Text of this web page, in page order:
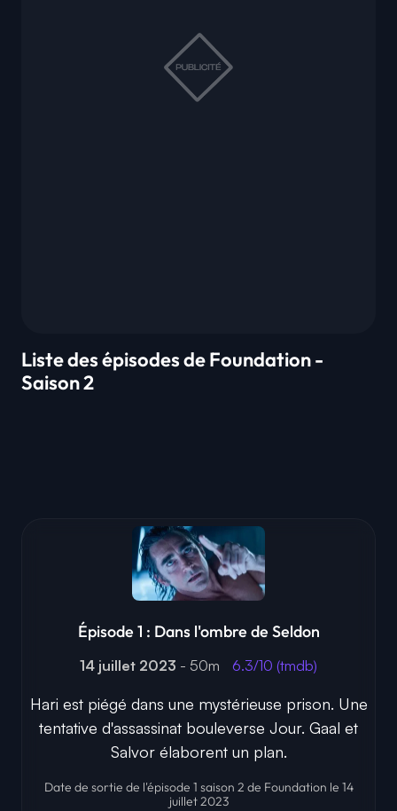
Liste des épisodes de Foundation -
Saison 2
Épisode 1 : Dans l'ombre de Seldon
14 juillet 2023 - 50m 6.3/10 (tmdb)
Hari est piégé dans une mystérieuse prison. Une
tentative d'assassinat bouleverse Jour. Gaal et
Salvor élaborent un plan.
Date de sortie de l'épisode 1 saison 2 de Foundation le 14
juillet 2023